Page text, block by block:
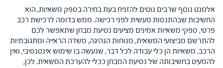
אלמנט נוסף שרבים נוטים להזניח בעת בחירה בספק משאיות, הוא
החשיבות שבהתנסות מעשית לפני רכישה. ממש בדומה לרכישת רכב
פרטי, ספקי משאיות אמינים מציעים נסיעת מבחן שתאפשר לכם
להתרשם מביצועי המשאית, מנוחות הנהיגה, משדה הראייה ומתגובתיות
הרכב. משאיות הן כלי עבודה לכל דבר, שנעשה בו שימוש אינטנסיבי, ואין
להמעיט בחשיבותה של נסיעת המבחן ככלי להערכת המשאית. לכן,